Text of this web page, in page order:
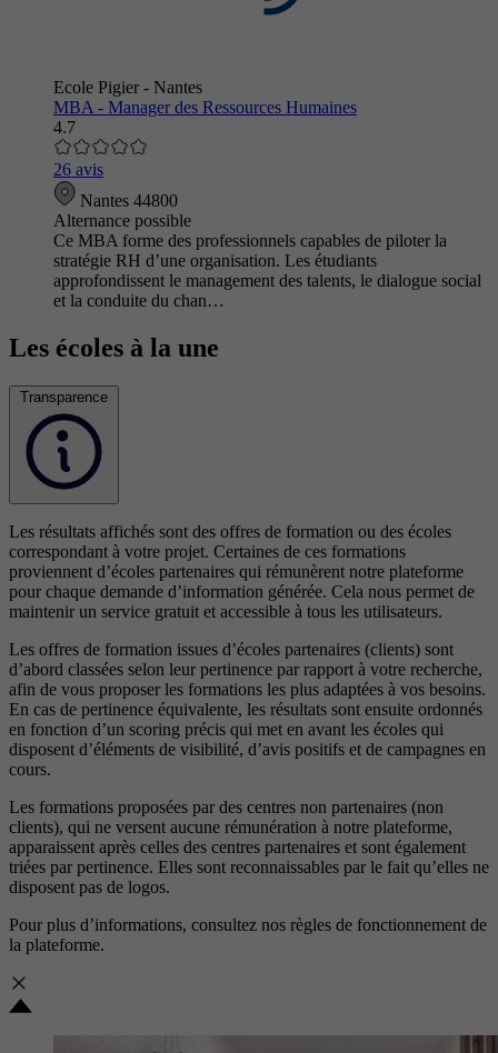
Ecole Pigier - Nantes
MBA - Manager des Ressources Humaines
4.7
26 avis
Nantes 44800
Alternance possible
Ce MBA forme des professionnels capables de piloter la
stratégie RH d’une organisation. Les étudiants
approfondissent le management des talents, le dialogue social
et la conduite du chan…
Les écoles à la une
Transparence
Les résultats affichés sont des offres de formation ou des écoles
correspondant à votre projet. Certaines de ces formations
proviennent d’écoles partenaires qui rémunèrent notre plateforme
pour chaque demande d’information générée. Cela nous permet de
maintenir un service gratuit et accessible à tous les utilisateurs.
Les offres de formation issues d’écoles partenaires (clients) sont
d’abord classées selon leur pertinence par rapport à votre recherche,
afin de vous proposer les formations les plus adaptées à vos besoins.
En cas de pertinence équivalente, les résultats sont ensuite ordonnés
en fonction d’un scoring précis qui met en avant les écoles qui
disposent d’éléments de visibilité, d’avis positifs et de campagnes en
cours.
Les formations proposées par des centres non partenaires (non
clients), qui ne versent aucune rémunération à notre plateforme,
apparaissent après celles des centres partenaires et sont également
triées par pertinence. Elles sont reconnaissables par le fait qu’elles ne
disposent pas de logos.
Pour plus d’informations, consultez nos règles de fonctionnement de
la plateforme.